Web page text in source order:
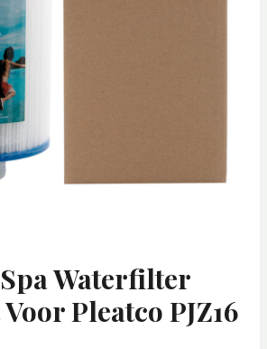
Waterfilter
Pleatco PJZ16